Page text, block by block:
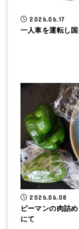
2026.06.17
一人車を運転し
2026.06.08
ピーマンの肉詰
にて